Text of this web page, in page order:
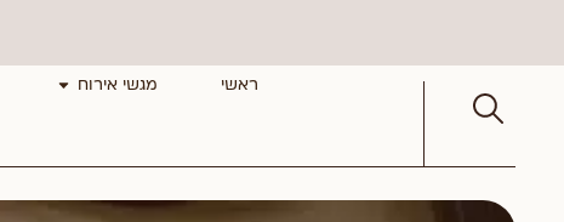
ראשי מגשי אירוח